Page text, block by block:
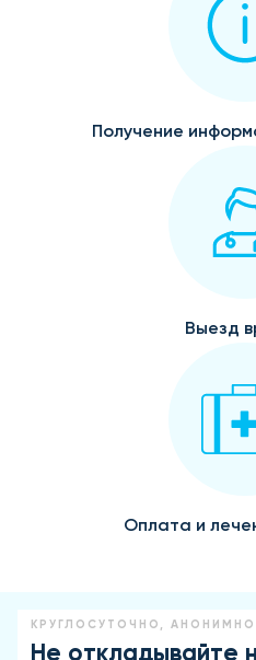
Получение
Выезд
Оплата и
КРУГЛОСУТОЧНО, АНОНИМНО
Не откладывайте